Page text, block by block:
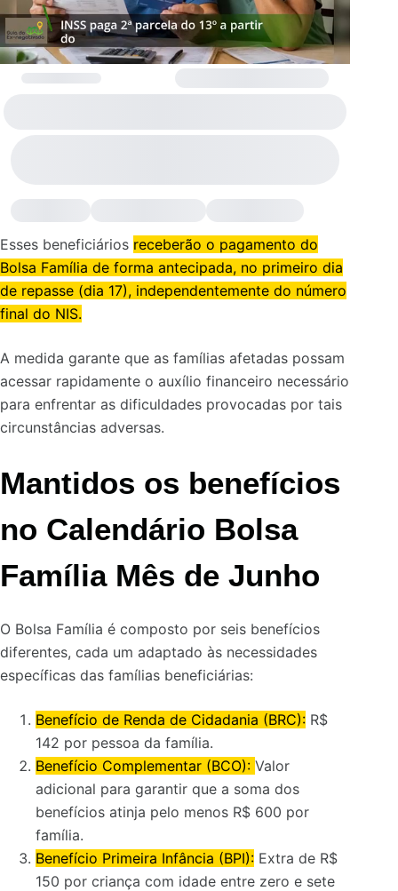
Esses beneficiários receberão o pagamento do
Bolsa Família de forma antecipada, no primeiro dia
de repasse (dia 17), independentemente do número
final do NIS.
A medida garante que as famílias afetadas possam
acessar rapidamente o auxílio financeiro necessário
para enfrentar as dificuldades provocadas por tais
circunstâncias adversas.
Mantidos os benefícios
no Calendário Bolsa
Família Mês de Junho
O Bolsa Família é composto por seis benefícios
diferentes, cada um adaptado às necessidades
específicas das famílias beneficiárias:
Benefício de Renda de Cidadania (BRC): R$
142 por pessoa da família.
Benefício Complementar (BCO): Valor
adicional para garantir que a soma dos
benefícios atinja pelo menos R$ 600 por
família.
Benefício Primeira Infância (BPI): Extra de R$
150 por criança com idade entre zero e sete